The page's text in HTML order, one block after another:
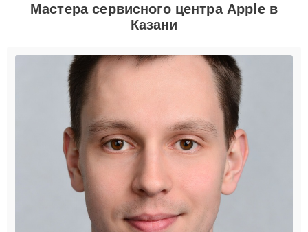
Мастера сервисного центра Apple в
Казани